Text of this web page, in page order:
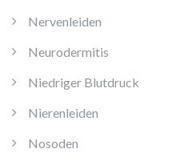
Nervenleiden
Neurodermitis
Niedriger Blutdruck
Nierenleiden
Nosoden